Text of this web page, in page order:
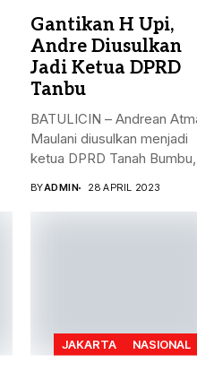
Gantikan H Upi,
Andre Diusulkan
Jadi Ketua DPRD
Tanbu
BATULICIN – Andrean
Maulani diusulkan menjadi
ketua DPRD Tanah Bumbu,
BYADMIN 28 APRIL 2023
JAKARTA NASIONAL